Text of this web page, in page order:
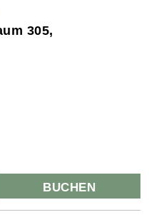
305,
BUCHEN